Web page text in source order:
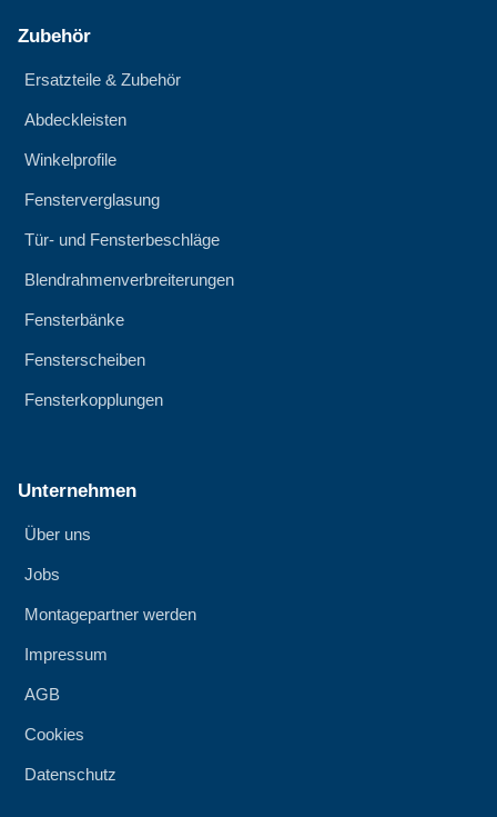
Zubehör
Ersatzteile & Zubehör
Abdeckleisten
Winkelprofile
Fensterverglasung
Tür- und Fensterbeschläge
Blendrahmenverbreiterungen
Fensterbänke
Fensterscheiben
Fensterkopplungen
Unternehmen
Über uns
Jobs
Montagepartner werden
Impressum
AGB
Cookies
Datenschutz